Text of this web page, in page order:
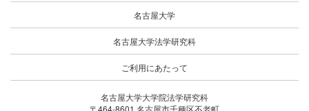
名古屋大学
名古屋大学法学研究科
ご利用にあたって
名古屋大学大学院法学研究科
〒464-8601 名古屋市千種区不老町